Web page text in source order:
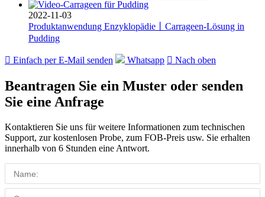
2022-11-03
Produktanwendung Enzyklopädie丨Carrageen-Lösung in
Pudding
 Einfach per E-Mail senden Whatsapp  Nach oben
Beantragen Sie ein Muster oder senden
Sie eine Anfrage
Kontaktieren Sie uns für weitere Informationen zum technischen
Support, zur kostenlosen Probe, zum FOB-Preis usw. Sie erhalten
innerhalb von 6 Stunden eine Antwort.